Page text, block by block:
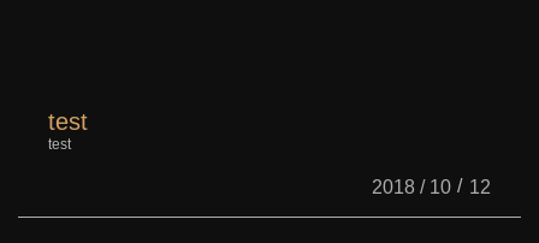
test
test
2018 / 10 12